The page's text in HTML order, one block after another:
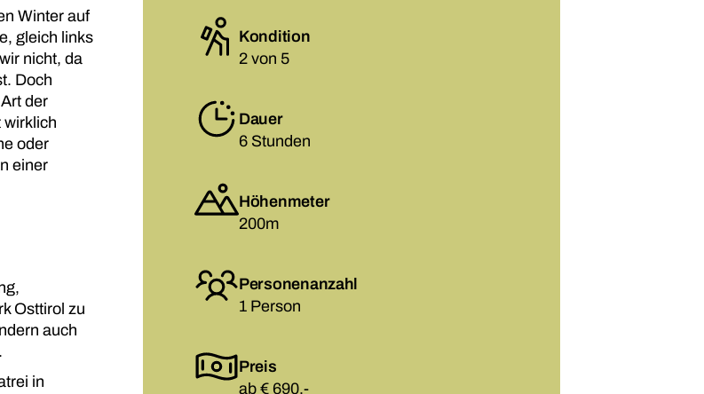
Winter auf
gleich links
nicht, da
Doch
der
wirklich
oder
einer
Osttirol zu
auch
in
Kondition
2 von 5
Dauer
6 Stunden
Höhenmeter
200m
Personenanzahl
1 Person
Preis
ab € 690,-